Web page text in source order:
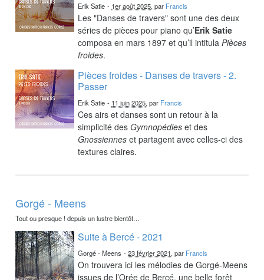
Erik Satie - 1er août 2025, par Francis
Les "Danses de travers" sont une des deux
séries de pièces pour piano qu’Erik Satie
composa en mars 1897 et qu’il intitulaPièces
froides.
Pièces froides - Danses de travers - 2.
Passer
Erik Satie - 11 juin 2025, par Francis
Ces airs et danses sont un retour à la
simplicité desGymnopédies et des
Gnossiennes et partagent avec celles-ci des
textures claires.
Gorgé - Meens
Tout ou presque ! depuis un lustre bientôt…
Suite à Bercé - 2021
Gorgé - Meens -23 février 2021, par Francis
On trouvera ici les mélodies de Gorgé-Meens
issues de l’Orée de Bercé, une belle forêt